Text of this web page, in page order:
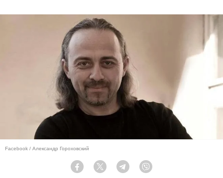
Facebook / Александр Гороховский
Facebook Twitter Telegram